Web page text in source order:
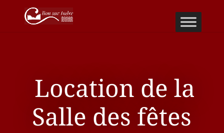
Location de la
Salle des fêtes